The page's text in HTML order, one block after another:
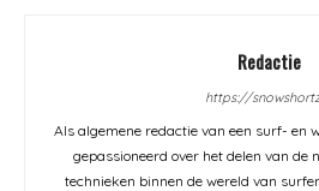
Redactie
https://
Als algemene redactie van een surf- en
gepassioneerd over het delen van de
technieken binnen de wereld van